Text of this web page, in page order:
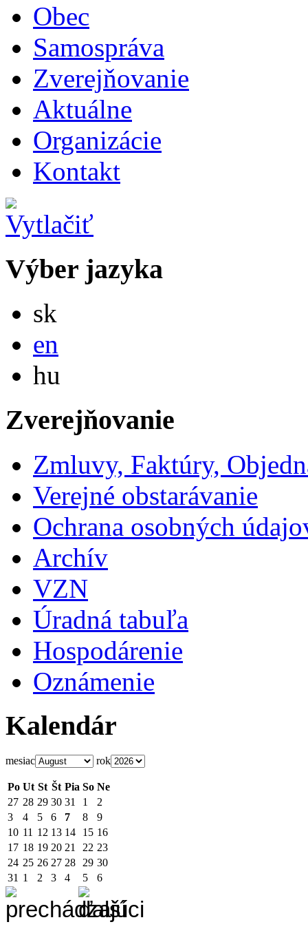
Obec
Samospráva
Zverejňovanie
Aktuálne
Organizácie
Kontakt
Výber jazyka
sk
en
hu
Zverejňovanie
Zmluvy, Faktúry,
Verejné obstarávanie
Ochrana osobných
Archív
VZN
Úradná tabuľa
Hospodárenie
Oznámenie
Kalendár
mesiac rok
Po Ut St Št Pia So Ne
27 28 29 30 31 1
2
3
4 5 6 7 8
9
10 11 12 13 14 15 16
17 18 19 20 21 22 23
24 25 26 27 28 29 30
31 1 2 3 4 5 6